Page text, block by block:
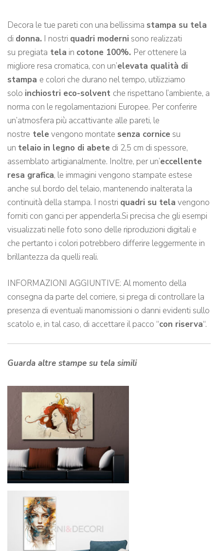
Decora le tue pareti con una bellissima stampa su tela
di donna. I nostri quadri moderni sono realizzati
su pregiata tela in cotone 100%. Per ottenere la
migliore resa cromatica, con un’elevata qualità di
stampa e colori che durano nel tempo, utilizziamo
solo inchiostri eco-solvent che rispettano l’ambiente, a
norma con le regolamentazioni Europee. Per conferire
un’atmosfera più accattivante alle pareti, le
nostre tele vengono montate senza cornice su
un telaio in legno di abete di 2,5 cm di spessore,
assemblato artigianalmente. Inoltre, per un’eccellente
resa grafica, le immagini vengono stampate estese
anche sul bordo del telaio, mantenendo inalterata la
continuità della stampa. I nostri quadri su tela vengono
forniti con ganci per appenderla.Si precisa che gli esempi
visualizzati nelle foto sono delle riproduzioni digitali e
che pertanto i colori potrebbero differire leggermente in
brillantezza da quelli reali.
INFORMAZIONI AGGIUNTIVE: Al momento della
consegna da parte del corriere, si prega di controllare la
presenza di eventuali manomissioni o danni evidenti sullo
scatolo e, in tal caso, di accettare il pacco “con riserva“.
Guarda altre stampe su tela simili